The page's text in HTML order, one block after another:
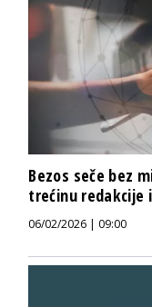
Bezos seče bez
trećinu redakcije
06/02/2026 | 09:00